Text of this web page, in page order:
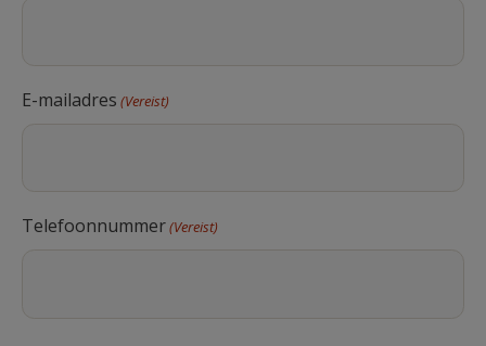
E-mailadres (Vereist)
Telefoonnummer(Vereist)